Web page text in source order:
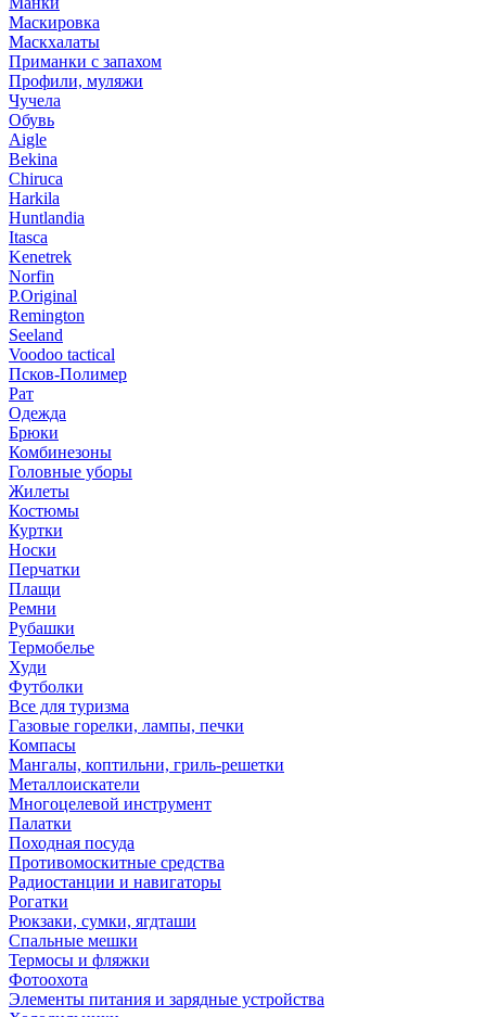
Маскировка
Маскхалаты
Приманки с запахом
Профили, муляжи
Чучела
Обувь
Aigle
Bekina
Chiruсa
Harkila
Huntlandia
Itasca
Kenetrek
Norfin
P.Original
Remington
Seeland
Voodoo tactical
Псков-Полимер
Рат
Одежда
Брюки
Комбинезоны
Головные уборы
Жилеты
Костюмы
Куртки
Носки
Перчатки
Плащи
Ремни
Рубашки
Термобелье
Худи
Футболки
Все для туризма
Газовые горелки, лампы, печки
Компасы
Мангалы, коптильни, гриль-решетки
Металлоискатели
Многоцелевой инструмент
Палатки
Походная посуда
Противомоскитные средства
Радиостанции и навигаторы
Рогатки
Рюкзаки, сумки, ягдташи
Спальные мешки
Термосы и фляжки
Фотоохота
Элементы питания и зарядные устройства